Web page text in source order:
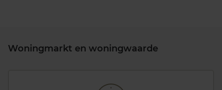
Woningmarkt en woningwaarde